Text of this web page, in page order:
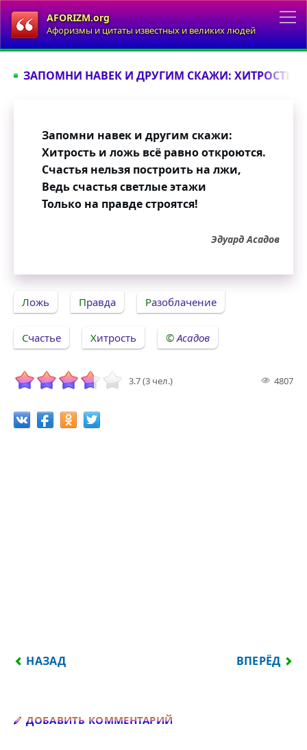
AFORIZM.org
Афоризмы и цитаты известных и великих людей
ЗАПОМНИ НАВЕК И ДРУГИМ СКАЖИ: ХИТРОСТЬ
Запомни навек и другим скажи:
Хитрость и ложь всё равно откроются.
Счастья нельзя построить на лжи,
Ведь счастья светлые этажи
Только на правде строятся!
Эдуард Асадов
Ложь Правда Разоблачение
Счастье Хитрость Асадов
3.7 (3 чел.) 4807
ПРЕДЫДУЩИЙ: ЧТО НЫНЧЕ МОДНО? — БОЙ ЗА
НАЗАД ВПЕРЁД
ДОБАВИТЬ КОММЕНТАРИЙ